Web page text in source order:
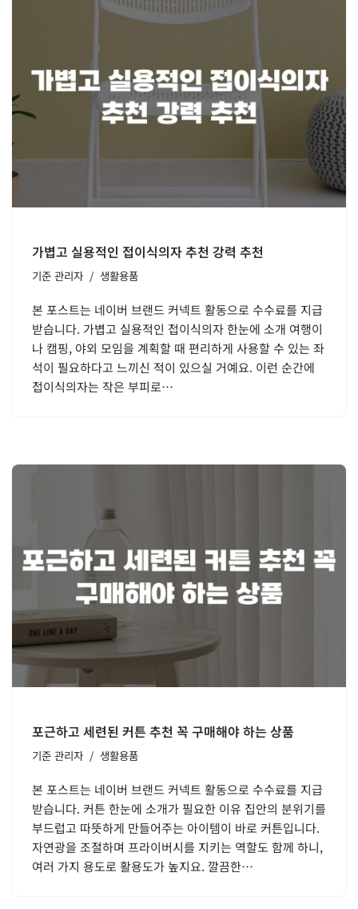
가볍고 실용적인 접이식의자 추천 강력 추천
기준 관리자 생활용품
본 포스트는 네이버 브랜드 커넥트 활동으로 수수료를 지급
받습니다. 가볍고 실용적인 접이식의자 한눈에 소개 여행이
나 캠핑, 야외 모임을 계획할 때 편리하게 사용할 수 있는 좌
석이 필요하다고 느끼신 적이 있으실 거예요. 이런 순간에
접이식의자는 작은 부피로…
포근하고 세련된 커튼 추천 꼭 구매해야 하는 상품
기준 관리자 생활용품
본 포스트는 네이버 브랜드 커넥트 활동으로 수수료를 지급
받습니다. 커튼 한눈에 소개가 필요한 이유 집안의 분위기를
부드럽고 따뜻하게 만들어주는 아이템이 바로 커튼입니다.
자연광을 조절하며 프라이버시를 지키는 역할도 함께 하니,
여러 가지 용도로 활용도가 높지요. 깔끔한…